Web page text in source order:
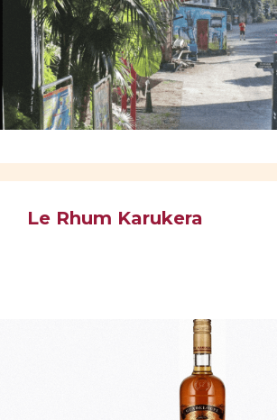
Le Rhum Karukera